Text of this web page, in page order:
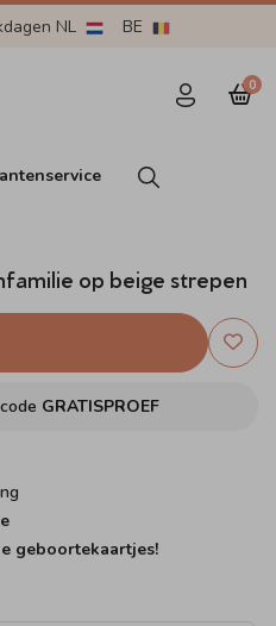
NL BE
0
op beige strepen
GRATISPROEF
geboortekaartjes!